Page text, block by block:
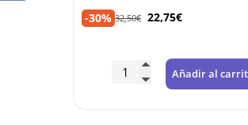
-30% 32,50€ 22,75€
Añadir al